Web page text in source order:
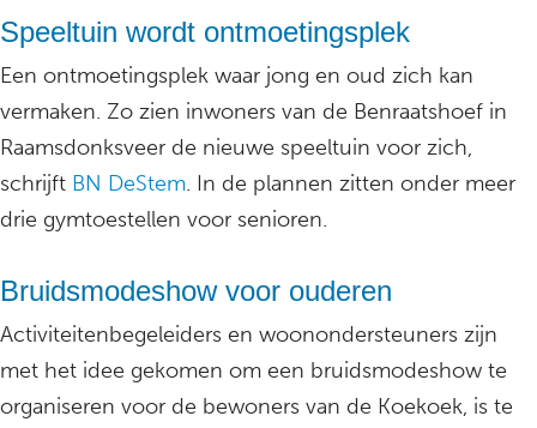
Speeltuin wordt ontmoetingsplek
Een ontmoetingsplek waar jong en oud zich kan
vermaken. Zo zien inwoners van de Benraatshoef in
Raamsdonksveer de nieuwe speeltuin voor zich,
schrijft BN DeStem. In de plannen zitten onder meer
drie gymtoestellen voor senioren.
Bruidsmodeshow voor ouderen
Activiteitenbegeleiders en woonondersteuners zijn
met het idee gekomen om een bruidsmodeshow te
organiseren voor de bewoners van de Koekoek, is te